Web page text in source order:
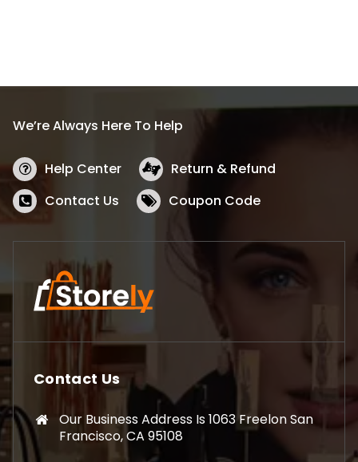
We’re Always Here To Help
Help Center
Return & Refund
Contact Us
Coupon Code
Contact Us
Our Business Address Is 1063 Freelon San
Francisco, CA 95108